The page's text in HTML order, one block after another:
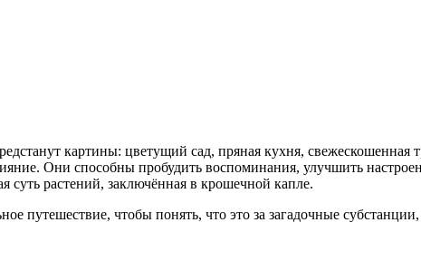
картины: цветущий сад, пряная кухня, свежескошенная
Они способны пробудить воспоминания, улучшить
суть растений, заключённая в крошечной капле.
чтобы понять, что это за загадочные субстанции,